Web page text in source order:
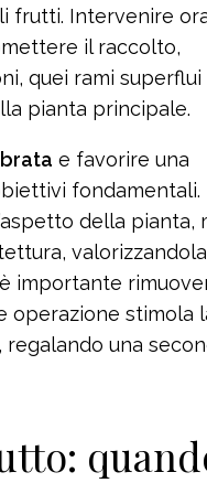
frutti. Intervenire
il raccolto,
quei rami superflui
pianta principale.
e favorire una
fondamentali.
della pianta,
importante
operazione stimola
una